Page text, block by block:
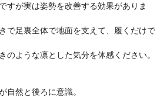
すが実は姿勢を改善する効果がありま
で足裏全体で地面を支えて、履くだけで
のような凛とした気分を体感ください。
自然と後ろに意識。